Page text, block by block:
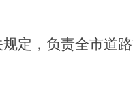
定，负责全市道